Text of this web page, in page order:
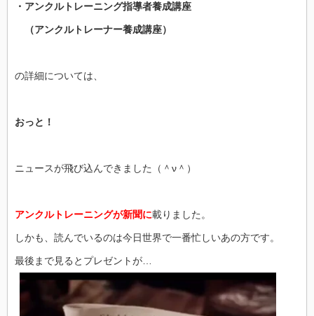
・アンクルトレーニング指導者養成講座
（アンクルトレーナー養成講座）
の詳細については、
おっと！
ニュースが飛び込んできました（＾ν＾）
アンクルトレーニングが新聞に載りました。
しかも、読んでいるのは今日世界で一番忙しいあの方です。
最後まで見るとプレゼントが…